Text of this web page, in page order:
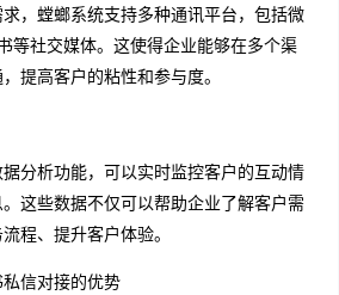
，螳螂系统支持多种通讯平台，包括微
等社交媒体。这使得企业能够在多个渠
提高客户的粘性和参与度。
分析功能，可以实时监控客户的互动情
这些数据不仅可以帮助企业了解客户需
程、提升客户体验。
信对接的优势